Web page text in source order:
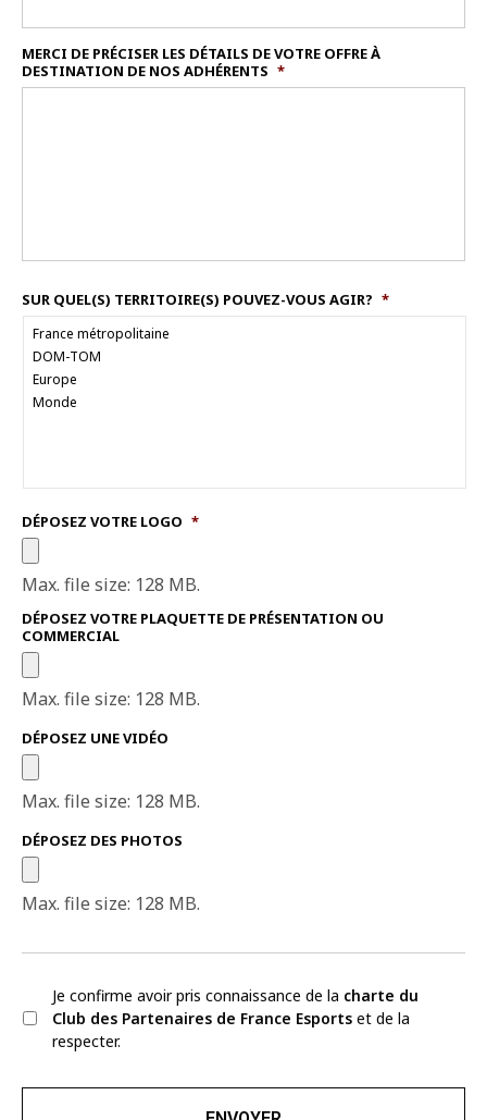
MERCI DE PRÉCISER LES DÉTAILS DE VOTRE OFFRE À
DESTINATION DE NOS ADHÉRENTS *
SUR QUEL(S) TERRITOIRE(S) POUVEZ-VOUS AGIR? *
DÉPOSEZ VOTRE LOGO *
Max. file size: 128 MB.
DÉPOSEZ VOTRE PLAQUETTE DE PRÉSENTATION OU
COMMERCIAL
Max. file size: 128 MB.
DÉPOSEZ UNE VIDÉO
Max. file size: 128 MB.
DÉPOSEZ DES PHOTOS
Max. file size: 128 MB.
CHARTE *
Je confirme avoir pris connaissance de la charte du
Club des Partenaires de France Esports et de la
respecter.